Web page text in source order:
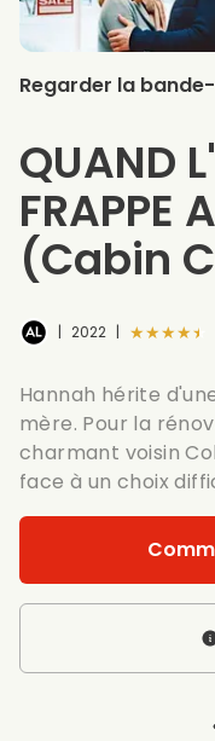
Regarder la
QUAND
FRAPPE
(Cabin
| 2022 | ★★★★★
Hannah hérite
mère. Pour la
charmant voisin
face à un choix